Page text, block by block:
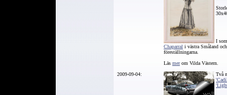
I
Chaparral i västra Småland
föreställningarna.
Läs merom Vilda Västern.
2009-09-04:
Två